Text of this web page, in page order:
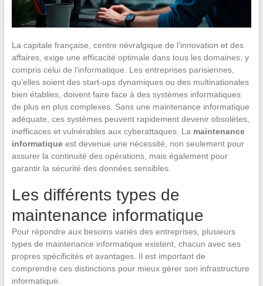
La capitale française, centre névralgique de l’innovation et des
affaires, exige une efficacité optimale dans tous les domaines, y
compris celui de l’informatique. Les entreprises parisiennes,
qu’elles soient des start-ups dynamiques ou des multinationales
bien établies, doivent faire face à des systèmes informatiques
de plus en plus complexes. Sans une maintenance informatique
adéquate, ces systèmes peuvent rapidement devenir obsolètes,
inefficaces et vulnérables aux cyberattaques. La maintenance
informatiqueest devenue une nécessité, non seulement pour
assurer la continuité des opérations, mais également pour
garantir la sécurité des données sensibles.
Les différents types de
maintenance informatique
Pour répondre aux besoins variés des entreprises, plusieurs
types de maintenance informatique existent, chacun avec ses
propres spécificités et avantages. Il est important de
comprendre ces distinctions pour mieux gérer son infrastructure
informatique.